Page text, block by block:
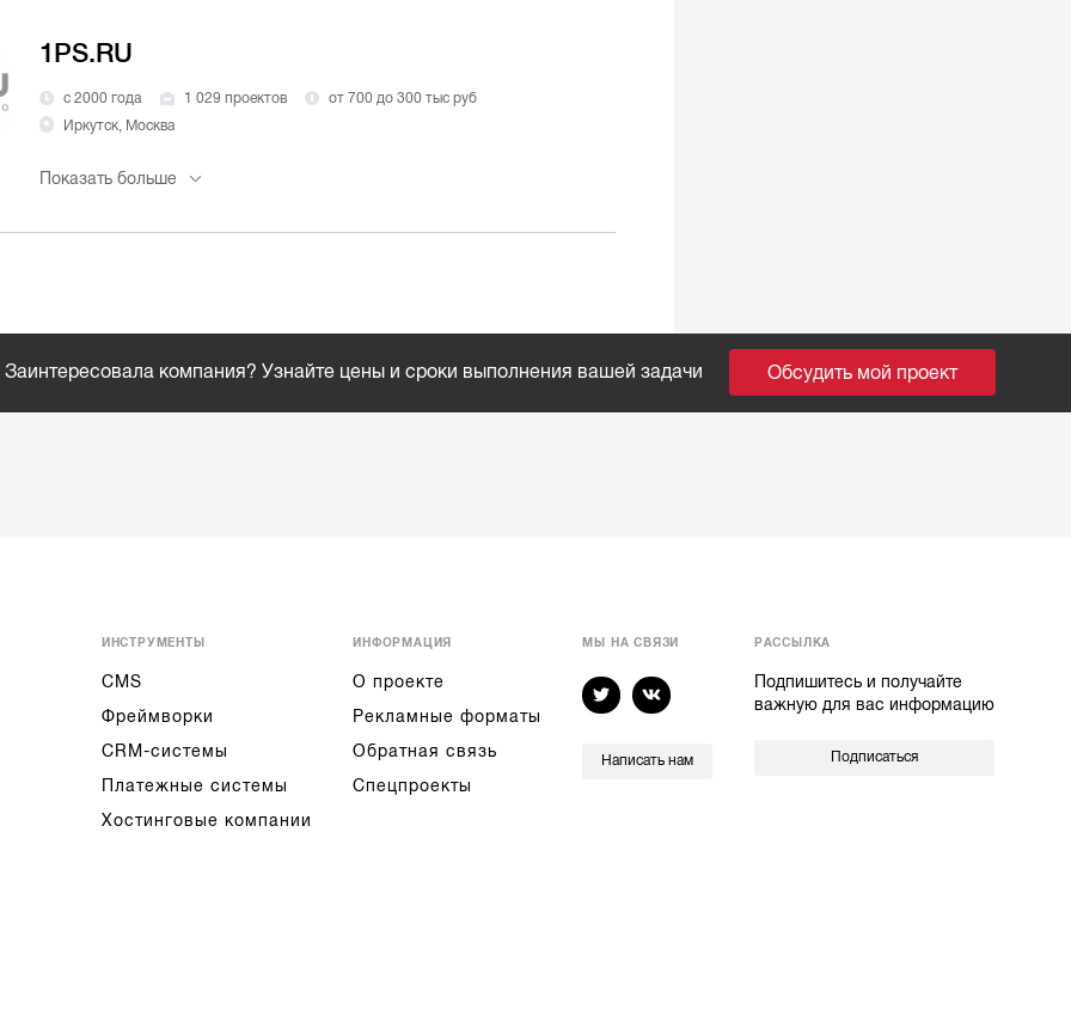
1PS.RU
с 2000 года 1 029 проектов
от 700 до 300 тыс руб
Иркутск, Москва
Показать больше
Заинтересовала компания? Узнайте цены и сроки выполнения вашей задачи Обсудить мой проект
ИНСТРУМЕНТЫ
CMS
Фреймворки
CRM-системы
Платежные системы
Хостинговые компании
ИНФОРМАЦИЯ
О проекте
Рекламные форматы
Обратная связь
Спецпроекты
МЫ НА СВЯЗИ
Написать нам
РАССЫЛКА
Подпишитесь и получайте
важную для вас информацию
Подписаться